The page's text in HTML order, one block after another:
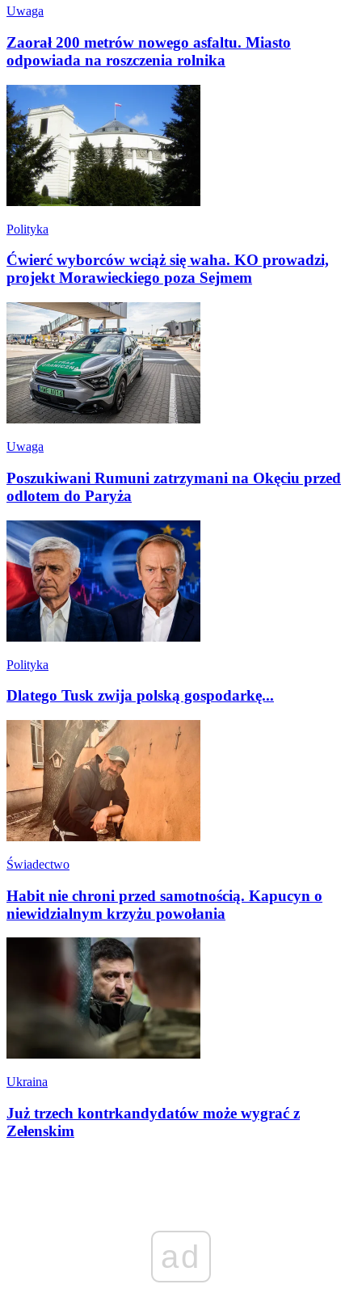
Uwaga
Zaorał 200 metrów nowego asfaltu. Miasto
odpowiada na roszczenia rolnika
Polityka
Ćwierć wyborców wciąż się waha. KO prowadzi,
projekt Morawieckiego poza Sejmem
Uwaga
Poszukiwani Rumuni zatrzymani na Okęciu przed
odlotem do Paryża
Polityka
Dlatego Tusk zwija polską gospodarkę...
Świadectwo
Habit nie chroni przed samotnością. Kapucyn o
niewidzialnym krzyżu powołania
Ukraina
Już trzech kontrkandydatów może wygrać z
Zełenskim
ad